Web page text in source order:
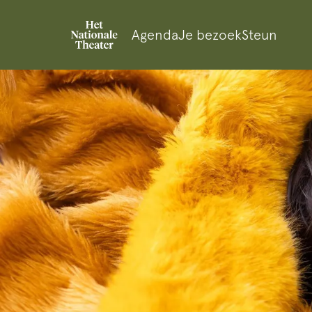
AgendaJe bezoekSteun